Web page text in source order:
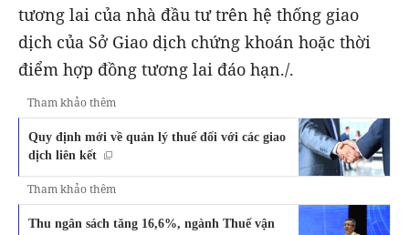
tương lai của nhà đầu tư trên hệ thống giao
dịch của Sở Giao dịch chứng khoán hoặc thời
điểm hợp đồng tương lai đáo hạn./.
Tham khảo thêm
Quy định mới về quản lý thuế đối với các giao
dịch liên kết
Tham khảo thêm
Thu ngân sách tăng 16,6%, ngành Thuế vận